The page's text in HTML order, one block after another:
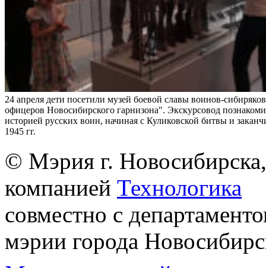
24 апреля дети посетили музей боевой славы воинов-
офицеров Новосибирского гарнизона". Экскурсовод
историей русских воин, начиная с Куликовской битвы и
1945 гг.
© Мэрия г.
компанией Технологика
совместно с
мэрии города